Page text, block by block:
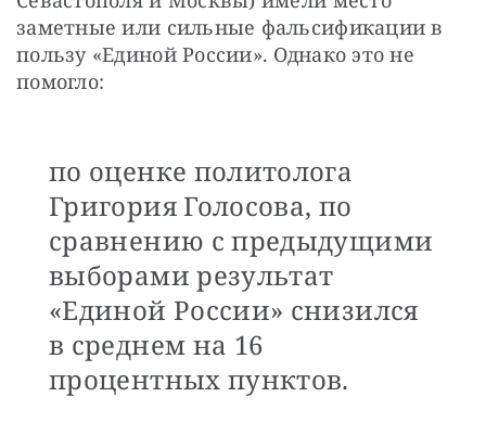
заметные или сильные фальсификации в
пользу «Единой России». Однако это не
помогло:
по оценке политолога
Григория Голосова, по
сравнению с предыдущими
выборами результат
«Единой России» снизился
в среднем на 16
процентных пунктов.